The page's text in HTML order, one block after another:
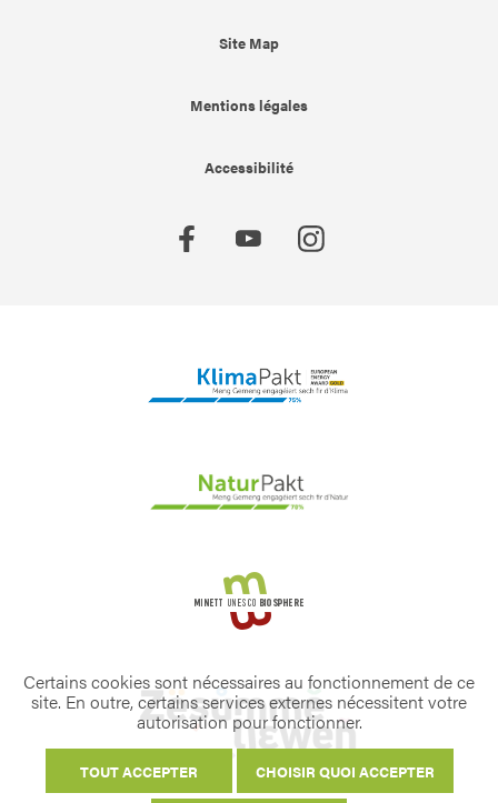
Site Map
Mentions légales
Accessibilité
Certains cookies sont nécessaires au fonctionnement de ce
site. En outre, certains services externes nécessitent votre
autorisation pour fonctionner.
TOUT ACCEPTER CHOISIR QUOI ACCEPTER